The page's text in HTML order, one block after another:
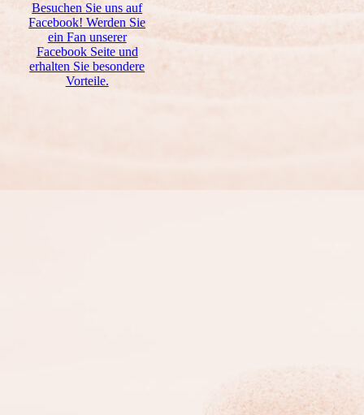
Besuchen Sie uns auf
Facebook! Werden Sie
ein Fan unserer
Facebook Seite und
erhalten Sie besondere
Vorteile.